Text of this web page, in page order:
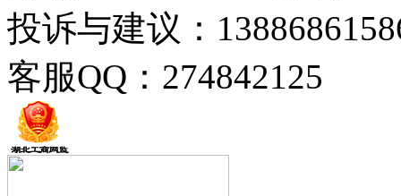
投诉与建议：
客服QQ：274842125